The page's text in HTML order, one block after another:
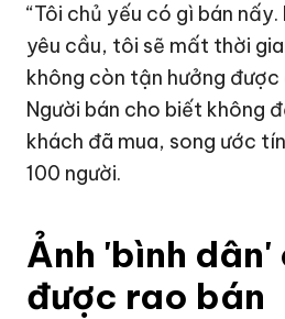
“Tôi chủ yếu có gì bán nấy.
yêu cầu, tôi sẽ mất thời
không còn tận hưởng được
Người bán cho biết không
khách đã mua, song ước
100 người.
Ảnh 'bình dân'
được rao bán